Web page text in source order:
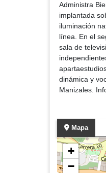
Administra
implantada
iluminación
línea. En el
sala de
dinámica y
Manizales.
Mapa
+
−